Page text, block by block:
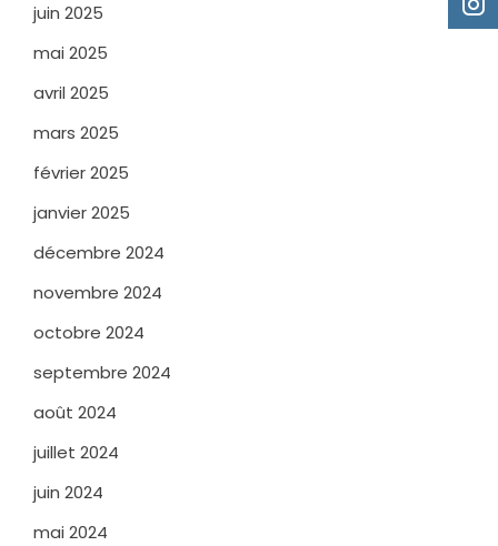
juin 2025
mai 2025
avril 2025
mars 2025
février 2025
janvier 2025
décembre 2024
novembre 2024
octobre 2024
septembre 2024
août 2024
juillet 2024
juin 2024
mai 2024